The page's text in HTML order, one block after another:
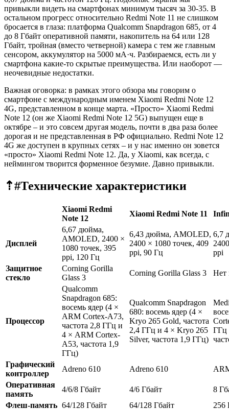
привыкли видеть на смартфонах минимум тысяч за 30-35. В
остальном прогресс относительно Redmi Note 11 не слишком
бросается в глаза: платформа Qualcomm Snapdragon 685, от 4
до 8 Гбайт оперативной памяти, накопитель на 64 или 128
Гбайт, тройная (вместо четверной) камера с тем же главным
сенсором, аккумулятор на 5000 мА·ч. Разбираемся, есть ли у
смартфона какие-то скрытые преимущества. Или наоборот —
неочевидные недостатки.
Важная оговорка: в рамках этого обзора мы говорим о
смартфоне с международным именем Xiaomi Redmi Note 12
4G, представленном в конце марта. «Просто» Xiaomi Redmi
Note 12 (он же Xiaomi Redmi Note 12 5G) выпущен еще в
октябре – и это совсем другая модель, почти в два раза более
дорогая и не представленная в РФ официально. Redmi Note 12
4G же доступен в крупных сетях – и у нас именно он зовется
«просто» Xiaomi Redmi Note 12. Да, у Xiaomi, как всегда, с
неймингом творится форменное безумие. Давно привыкли.
⇡#Технические характеристики
Xiaomi Redmi
Note 12
Xiaomi Redmi Note 11
Дисплей
6,67 дюйма,
AMOLED, 2400 ×
1080 точек, 395
ppi, 120 Гц
6,43 дюйма, AMOLED,
2400 × 1080 точек, 409
ppi, 90 Гц
6,7
ppi
Защитное
стекло
Corning Gorilla
Glass 3
Corning Gorilla Glass 3 Нет
Процессор
Qualcomm
Snapdragon 685:
восемь ядер (4 ×
ARM Cortex-A73,
частота 2,8 ГГц и
4 × ARM Cortex-
A53, частота 1,9
ГГц)
Qualcomm Snapdragon
680: восемь ядер (4 ×
Kryo 265 Gold, частота
2,4 ГГц и 4 × Kryo 265
Silver, частота 1,9 ГГц)
ГГц
Графический
контроллер
Adreno 610 Adreno 610
Оперативная
память
4/6/8 Гбайт 4/6 Гбайт
8
Флеш-память 64/128 Гбайт 64/128 Гбайт
256